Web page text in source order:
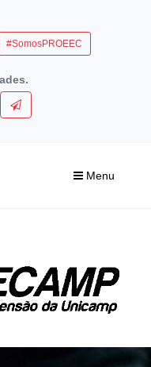
#SomosPROEEC
Menu